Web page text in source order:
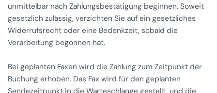
unmittelbar nach Zahlungsbestätigung beginnen. Soweit
gesetzlich zulässig, verzichten Sie auf ein gesetzliches
Widerrufsrecht oder eine Bedenkzeit, sobald die
Verarbeitung begonnen hat.
Bei geplanten Faxen wird die Zahlung zum Zeitpunkt der
Buchung erhoben. Das Fax wird für den geplanten
Sendezeitpunkt in die Warteschlange gestellt, und die